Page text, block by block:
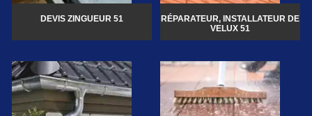
DEVIS ZINGUEUR 51
RÉPARATEUR, INSTALLATEUR DE
VELUX 51